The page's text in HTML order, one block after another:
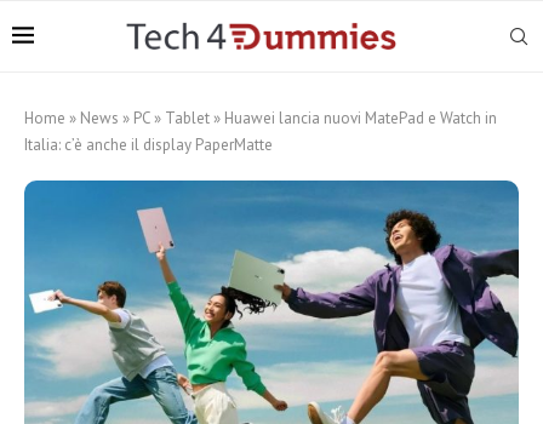
Home » News » PC » Tablet » Huawei lancia nuovi MatePad e Watch in
Italia: c’è anche il display PaperMatte